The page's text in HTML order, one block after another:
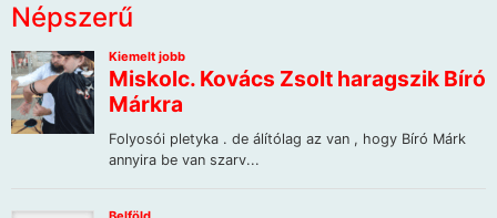
Népszerű